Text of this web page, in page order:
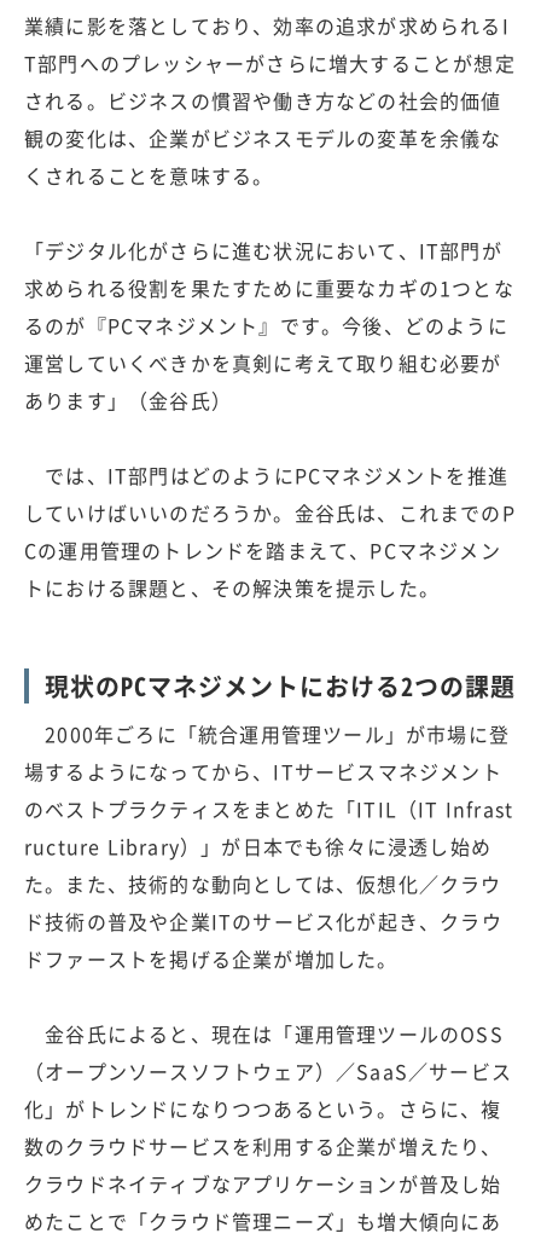
業績に影を落としており、効率の追求が求められるI
T部門へのプレッシャーがさらに増大することが想定
される。ビジネスの慣習や働き方などの社会的価値
観の変化は、企業がビジネスモデルの変革を余儀な
くされることを意味する。
「デジタル化がさらに進む状況において、IT部門が
求められる役割を果たすために重要なカギの1つとな
るのが『PCマネジメント』です。今後、どのように
運営していくべきかを真剣に考えて取り組む必要が
あります」（金谷氏）
では、IT部門はどのようにPCマネジメントを推進
していけばいいのだろうか。金谷氏は、これまでのP
Cの運用管理のトレンドを踏まえて、PCマネジメン
トにおける課題と、その解決策を提示した。
現状のPCマネジメントにおける2つの課題
2000年ごろに「統合運用管理ツール」が市場に登
場するようになってから、ITサービスマネジメント
のベストプラクティスをまとめた「ITIL（IT Infrast
ructure Library）」が日本でも徐々に浸透し始め
た。また、技術的な動向としては、仮想化／クラウ
ド技術の普及や企業ITのサービス化が起き、クラウ
ドファーストを掲げる企業が増加した。
金谷氏によると、現在は「運用管理ツールのOSS
（オープンソースソフトウェア）／SaaS／サービス
化」がトレンドになりつつあるという。さらに、複
数のクラウドサービスを利用する企業が増えたり、
クラウドネイティブなアプリケーションが普及し始
めたことで「クラウド管理ニーズ」も増大傾向にあ